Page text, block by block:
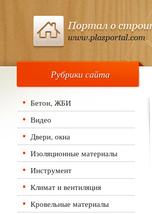
Рубрики сайта
Бетон, ЖБИ
Видео
Двери, окна
Изоляционные материалы
Инструмент
Климат и вентиляция
Кровельные материалы